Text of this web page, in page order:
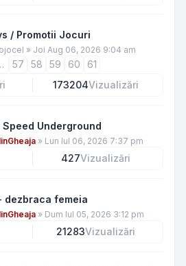
/ Promotii Jocuri
» Joi Aug 06, 2026 9:04 am
57 58 59 60
61
173204Vizualizări
Underground
» Lun Iul 06, 2026 7:37 pm
427Vizualizări
dezbraca femeia
» Dum Iul 05, 2026 3:12 pm
21283Vizualizări